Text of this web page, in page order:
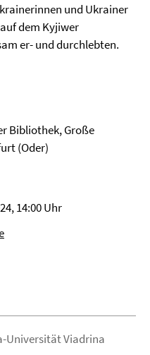
und Ukrainer
dem Kyjiwer
er- und durchlebten.
Bibliothek, Große
(Oder)
14:00 Uhr
Universität Viadrina